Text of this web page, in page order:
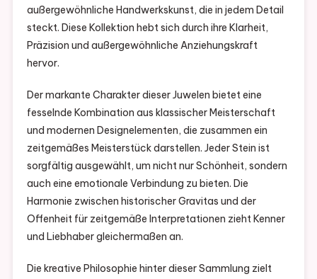
außergewöhnliche Handwerkskunst, die in jedem Detail
steckt. Diese Kollektion hebt sich durch ihre Klarheit,
Präzision und außergewöhnliche Anziehungskraft
hervor.
Der markante Charakter dieser Juwelen bietet eine
fesselnde Kombination aus klassischer Meisterschaft
und modernen Designelementen, die zusammen ein
zeitgemäßes Meisterstück darstellen. Jeder Stein ist
sorgfältig ausgewählt, um nicht nur Schönheit, sondern
auch eine emotionale Verbindung zu bieten. Die
Harmonie zwischen historischer Gravitas und der
Offenheit für zeitgemäße Interpretationen zieht Kenner
und Liebhaber gleichermaßen an.
Die kreative Philosophie hinter dieser Sammlung zielt